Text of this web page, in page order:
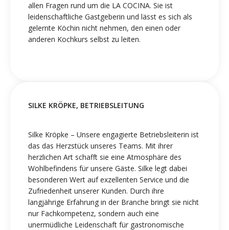
allen Fragen rund um die LA COCINA. Sie ist
leidenschaftliche Gastgeberin und lässt es sich als
gelernte Köchin nicht nehmen, den einen oder
anderen Kochkurs selbst zu leiten.
SILKE KRÖPKE, BETRIEBSLEITUNG
Silke Kröpke – Unsere engagierte Betriebsleiterin ist
das das Herzstück unseres Teams. Mit ihrer
herzlichen Art schafft sie eine Atmosphäre des
Wohlbefindens für unsere Gäste. Silke legt dabei
besonderen Wert auf exzellenten Service und die
Zufriedenheit unserer Kunden. Durch ihre
langjährige Erfahrung in der Branche bringt sie nicht
nur Fachkompetenz, sondern auch eine
unermüdliche Leidenschaft für gastronomische